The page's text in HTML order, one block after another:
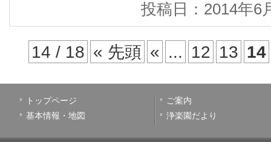
投稿日：2014年6
14 / 18 « 先頭 « ... 12 13 14
トップページ
ご案内
基本情報・地図
浄楽園だより